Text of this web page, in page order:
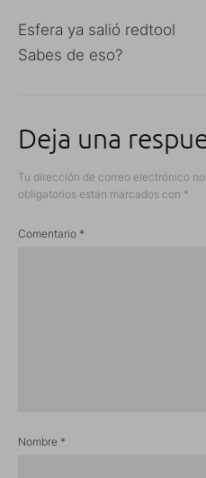
Esfera ya salió redtool
Sabes de eso?
Deja una
Tu dirección de correo electrónico
obligatorios están marcados con *
Comentario *
Nombre *